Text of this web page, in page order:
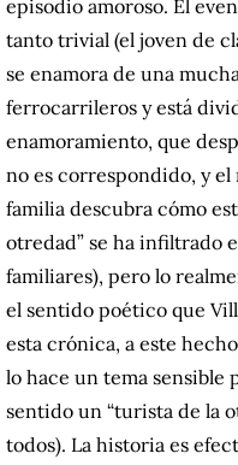
episodio amoroso. El
tanto trivial (el joven de
se enamora de una
ferrocarrileros y está
enamoramiento, que
no es correspondido, y el
familia descubra cómo
otredad” se ha infiltrado
familiares), pero lo
el sentido poético que
esta crónica, a este
lo hace un tema sensible
sentido un “turista de la
todos). La historia es